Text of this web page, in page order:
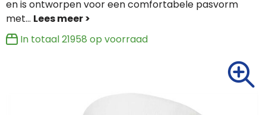
en is ontworpen voor een comfortabele pasvorm
met...
In totaal21958 op voorraad